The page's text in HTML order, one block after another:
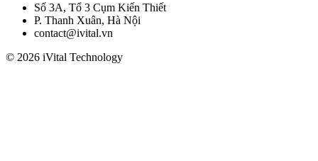
Số 3A, Tổ 3 Cụm Kiến Thiết
P. Thanh Xuân, Hà Nội
contact@ivital.vn
© 2026 iVital Technology